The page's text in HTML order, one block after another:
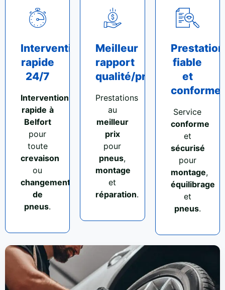
Intervention
rapide
24/7
Intervention
rapide à
Belfort
pour
toute
crevaison
ou
changement
de
pneus.
Meilleur
rapport
qualité/prix
Prestations
au
meilleur
prix
pour
pneus,
montage
et
réparation.
Prestation
fiable
et
conforme
Service
conforme
et
sécurisé
pour
montage,
équilibrage
et
pneus.